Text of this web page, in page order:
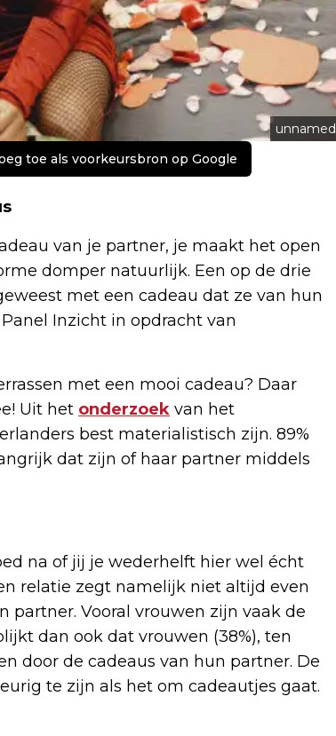
unnamed
toe als voorkeursbron op Google
van je partner, je maakt het open
domper natuurlijk. Een op de drie
met een cadeau dat ze van hun
Inzicht in opdracht van
met een mooi cadeau? Daar
Uit het onderzoek van het
best materialistisch zijn. 89%
dat zijn of haar partner middels
na of jij je wederhelft hier wel écht
relatie zegt namelijk niet altijd even
Vooral vrouwen zijn vaak de
dan ook dat vrouwen (38%), ten
door de cadeaus van hun partner. De
te zijn als het om cadeautjes gaat.